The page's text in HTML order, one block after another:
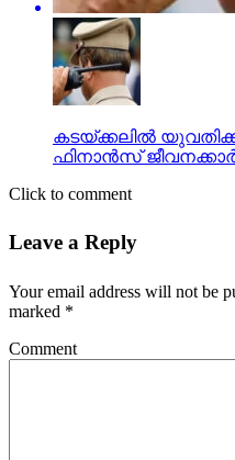
കടയ്ക്കലില്‍
ഫിനാന്‍സ്
Click to comment
Leave a Reply
Your email address will not be
marked *
Comment